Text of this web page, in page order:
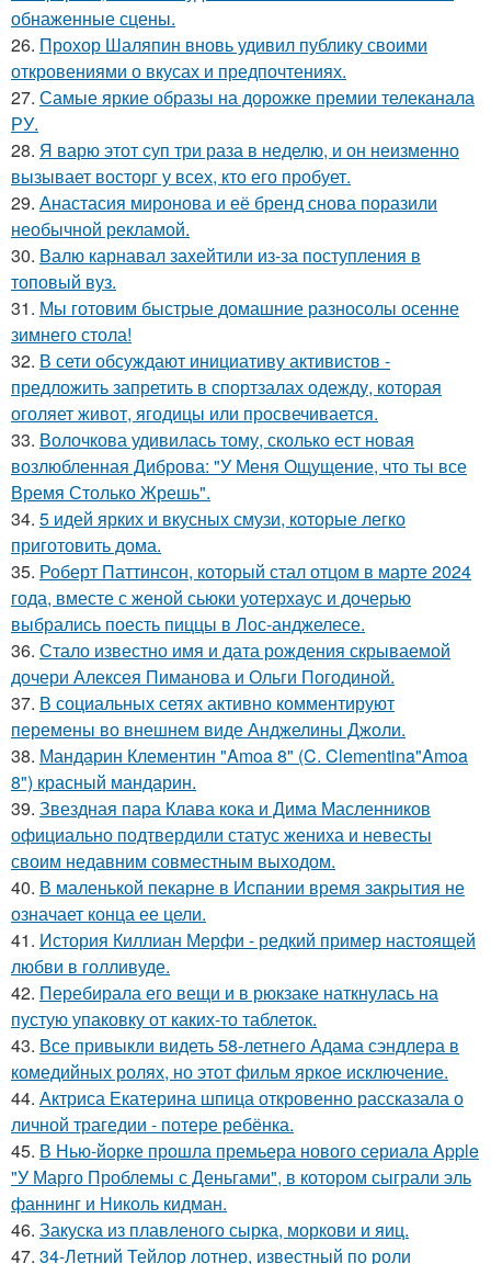
обнаженные сцены.
26. Прохор Шаляпин вновь удивил публику своими
откровениями о вкусах и предпочтениях.
27. Самые яркие образы на дорожке премии телеканала
РУ.
28. Я варю этот суп три раза в неделю, и он неизменно
вызывает восторг у всех, кто его пробует.
29. Анастасия миронова и её бренд снова поразили
необычной рекламой.
30. Валю карнавал захейтили из-за поступления в
топовый вуз.
31. Мы готовим быстрые домашние разносолы осенне
зимнего стола!
32. В сети обсуждают инициативу активистов -
предложить запретить в спортзалах одежду, которая
оголяет живот, ягодицы или просвечивается.
33. Волочкова удивилась тому, сколько ест новая
возлюбленная Диброва: "У Меня Ощущение, что ты все
Время Столько Жрешь".
34. 5 идей ярких и вкусных смузи, которые легко
приготовить дома.
35. Роберт Паттинсон, который стал отцом в марте 2024
года, вместе с женой сьюки уотерхаус и дочерью
выбрались поесть пиццы в Лос-анджелесе.
36. Стало известно имя и дата рождения скрываемой
дочери Алексея Пиманова и Ольги Погодиной.
37. В социальных сетях активно комментируют
перемены во внешнем виде Анджелины Джоли.
38. Мандарин Клементин "Amoa 8" (C. Clementina"Amoa
8") красный мандарин.
39. Звездная пара Клава кока и Дима Масленников
официально подтвердили статус жениха и невесты
своим недавним совместным выходом.
40. В маленькой пекарне в Испании время закрытия не
означает конца ее цели.
41. История Киллиан Мерфи - редкий пример настоящей
любви в голливуде.
42. Перебирала его вещи и в рюкзаке наткнулась на
пустую упаковку от каких-то таблеток.
43. Все привыкли видеть 58-летнего Адама сэндлера в
комедийных ролях, но этот фильм яркое исключение.
44. Актриса Екатерина шпица откровенно рассказала о
личной трагедии - потере ребёнка.
45. В Нью-йорке прошла премьера нового сериала Apple
"У Марго Проблемы с Деньгами", в котором сыграли эль
фаннинг и Николь кидман.
46. Закуска из плавленого сырка, моркови и яиц.
47. 34-Летний Тейлор лотнер, известный по роли